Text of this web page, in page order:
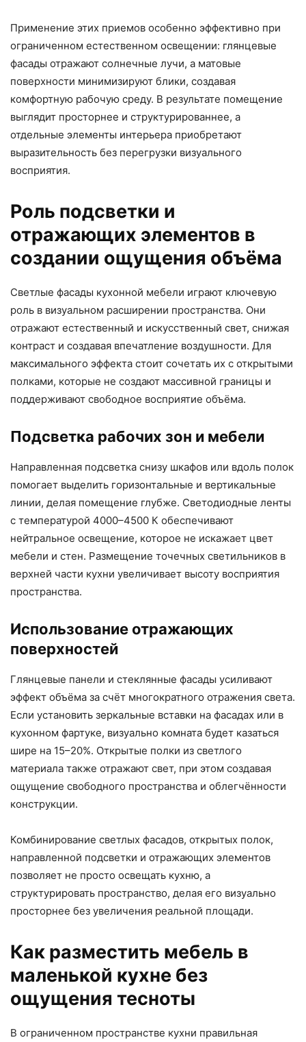
Применение этих приемов особенно эффективно при
ограниченном естественном освещении: глянцевые
фасады отражают солнечные лучи, а матовые
поверхности минимизируют блики, создавая
комфортную рабочую среду. В результате помещение
выглядит просторнее и структурированнее, а
отдельные элементы интерьера приобретают
выразительность без перегрузки визуального
восприятия.
Роль подсветки и
отражающих элементов в
создании ощущения объёма
Светлые фасады кухонной мебели играют ключевую
роль в визуальном расширении пространства. Они
отражают естественный и искусственный свет, снижая
контраст и создавая впечатление воздушности. Для
максимального эффекта стоит сочетать их с открытыми
полками, которые не создают массивной границы и
поддерживают свободное восприятие объёма.
Подсветка рабочих зон и мебели
Направленная подсветка снизу шкафов или вдоль полок
помогает выделить горизонтальные и вертикальные
линии, делая помещение глубже. Светодиодные ленты
с температурой 4000–4500 К обеспечивают
нейтральное освещение, которое не искажает цвет
мебели и стен. Размещение точечных светильников в
верхней части кухни увеличивает высоту восприятия
пространства.
Использование отражающих
поверхностей
Глянцевые панели и стеклянные фасады усиливают
эффект объёма за счёт многократного отражения света.
Если установить зеркальные вставки на фасадах или в
кухонном фартуке, визуально комната будет казаться
шире на 15–20%. Открытые полки из светлого
материала также отражают свет, при этом создавая
ощущение свободного пространства и облегчённости
конструкции.
Комбинирование светлых фасадов, открытых полок,
направленной подсветки и отражающих элементов
позволяет не просто освещать кухню, а
структурировать пространство, делая его визуально
просторнее без увеличения реальной площади.
Как разместить мебель в
маленькой кухне без
ощущения тесноты
В ограниченном пространстве кухни правильная